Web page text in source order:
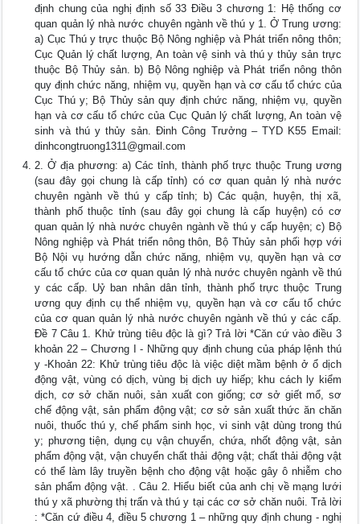
định chung của nghị định số 33 Điều 3 chương 1: Hệ thống cơ
quan quản lý nhà nước chuyên ngành về thú y 1. Ở Trung ương:
a) Cục Thú y trực thuộc Bộ Nông nghiệp và Phát triển nông thôn;
Cục Quản lý chất lượng, An toàn vệ sinh và thú y thủy sản trực
thuộc Bộ Thủy sản. b) Bộ Nông nghiệp và Phát triển nông thôn
quy định chức năng, nhiệm vụ, quyền hạn và cơ cấu tổ chức của
Cục Thú y; Bộ Thủy sản quy định chức năng, nhiệm vụ, quyền
hạn và cơ cấu tổ chức của Cục Quản lý chất lượng, An toàn vệ
sinh và thú y thủy sản. Đinh Công Trưởng – TYD K55 Email:
dinhcongtruong1311@gmail.com
2. Ở địa phương: a) Các tỉnh, thành phố trực thuộc Trung ương
(sau đây gọi chung là cấp tỉnh) có cơ quan quản lý nhà nước
chuyên ngành về thú y cấp tỉnh; b) Các quận, huyện, thị xã,
thành phố thuộc tỉnh (sau đây gọi chung là cấp huyện) có cơ
quan quản lý nhà nước chuyên ngành về thú y cấp huyện; c) Bộ
Nông nghiệp và Phát triển nông thôn, Bộ Thủy sản phối hợp với
Bộ Nội vụ hướng dẫn chức năng, nhiệm vụ, quyền hạn và cơ
cấu tổ chức của cơ quan quản lý nhà nước chuyên ngành về thú
y các cấp. Uỷ ban nhân dân tỉnh, thành phố trực thuộc Trung
ương quy định cụ thể nhiệm vụ, quyền hạn và cơ cấu tổ chức
của cơ quan quản lý nhà nước chuyên ngành về thú y các cấp.
Đề 7 Câu 1. Khử trùng tiêu độc là gì? Trả lời *Căn cứ vào điều 3
khoản 22 – Chương I - Những quy định chung của pháp lệnh thú
y -Khoản 22: Khử trùng tiêu độc là việc diệt mầm bệnh ở ổ dịch
động vật, vùng có dịch, vùng bị dịch uy hiếp; khu cách ly kiểm
dịch, cơ sở chăn nuôi, sản xuất con giống; cơ sở giết mổ, sơ
chế động vật, sản phẩm động vật; cơ sở sản xuất thức ăn chăn
nuôi, thuốc thú y, chế phẩm sinh học, vi sinh vật dùng trong thú
y; phương tiện, dụng cụ vận chuyển, chứa, nhốt động vật, sản
phẩm động vật, vận chuyển chất thải động vật; chất thải động vật
có thể làm lây truyền bệnh cho động vật hoặc gây ô nhiễm cho
sản phẩm động vật. . Câu 2. Hiểu biết của anh chị về mạng lưới
thú y xã phường thị trấn và thú y tại các cơ sở chăn nuôi. Trả lời
: *Căn cứ điều 4, điều 5 chương 1 – những quy định chung - nghị